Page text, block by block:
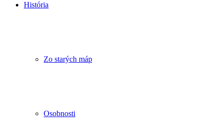
História
Zo starých máp
Osobnosti